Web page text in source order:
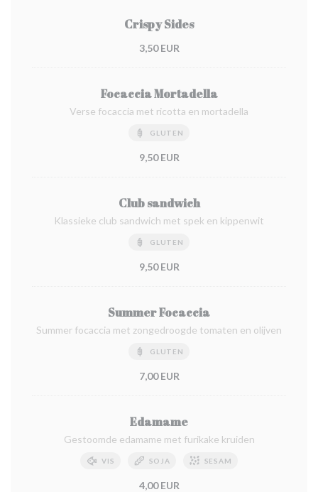
Crispy Sides
3,50 EUR
Focaccia Mortadella
Verse focaccia met ricotta en mortadella
GLUTEN
9,50 EUR
Club sandwich
Klassieke club sandwich met spek en kippenwit
GLUTEN
9,50 EUR
Summer Focaccia
Summer focaccia met zongedroogde tomaten en olijven
GLUTEN
7,00 EUR
Edamame
Gestoomde edamame met furikake kruiden
VIS SOJA SESAM
4,00 EUR